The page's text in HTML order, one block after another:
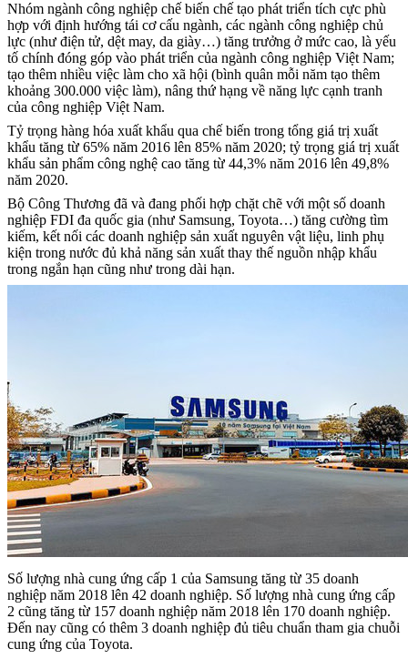
Nhóm ngành công nghiệp chế biến chế tạo phát triển tích cực phù
hợp với định hướng tái cơ cấu ngành, các ngành công nghiệp chủ
lực (như điện tử, dệt may, da giày…) tăng trưởng ở mức cao, là yếu
tố chính đóng góp vào phát triển của ngành công nghiệp Việt Nam;
tạo thêm nhiều việc làm cho xã hội (bình quân mỗi năm tạo thêm
khoảng 300.000 việc làm), nâng thứ hạng về năng lực cạnh tranh
của công nghiệp Việt Nam.
Tỷ trọng hàng hóa xuất khẩu qua chế biến trong tổng giá trị xuất
khẩu tăng từ 65% năm 2016 lên 85% năm 2020; tỷ trọng giá trị xuất
khẩu sản phẩm công nghệ cao tăng từ 44,3% năm 2016 lên 49,8%
năm 2020.
Bộ Công Thương đã và đang phối hợp chặt chẽ với một số doanh
nghiệp FDI đa quốc gia (như Samsung, Toyota…) tăng cường tìm
kiếm, kết nối các doanh nghiệp sản xuất nguyên vật liệu, linh phụ
kiện trong nước đủ khả năng sản xuất thay thế nguồn nhập khẩu
trong ngắn hạn cũng như trong dài hạn.
Số lượng nhà cung ứng cấp 1 của Samsung tăng từ 35 doanh
nghiệp năm 2018 lên 42 doanh nghiệp. Số lượng nhà cung ứng cấp
2 cũng tăng từ 157 doanh nghiệp năm 2018 lên 170 doanh nghiệp.
Đến nay cũng có thêm 3 doanh nghiệp đủ tiêu chuẩn tham gia chuỗi
cung ứng của Toyota.